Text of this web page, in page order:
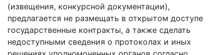
(извещения, конкурсной документации),
предлагается не размещать в открытом доступе
государственные контракты, а также сделать
недоступными сведения о протоколах и иных